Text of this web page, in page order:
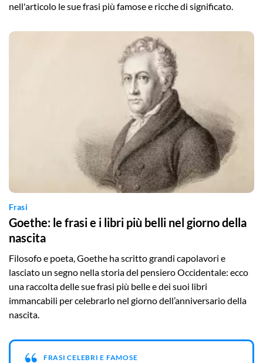
nell'articolo le sue frasi più famose e ricche di significato.
Frasi
Goethe: le frasi e i libri più belli nel giorno della
nascita
Filosofo e poeta, Goethe ha scritto grandi capolavori e
lasciato un segno nella storia del pensiero Occidentale: ecco
una raccolta delle sue frasi più belle e dei suoi libri
immancabili per celebrarlo nel giorno dell’anniversario della
nascita.
FRASI CELEBRI E FAMOSE